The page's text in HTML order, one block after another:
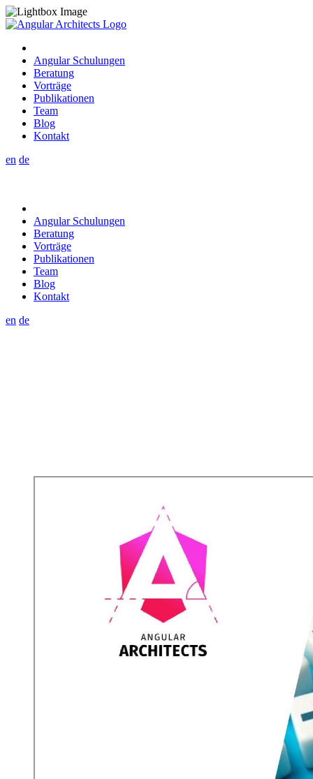
Angular Schulungen
Beratung
Vorträge
Publikationen
Team
Blog
Kontakt
en de
Angular Schulungen
Beratung
Vorträge
Publikationen
Team
Blog
Kontakt
en de